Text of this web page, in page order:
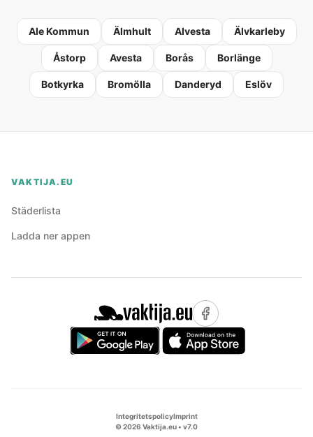
Ale Kommun Älmhult Alvesta Älvkarleby
Åstorp Avesta Borås Borlänge
Botkyrka Bromölla Danderyd Eslöv
VAKTIJA.EU
Städerlista
Ladda ner appen
IntegritetspolicyImprint
©2026 Vaktija.eu • v7.0